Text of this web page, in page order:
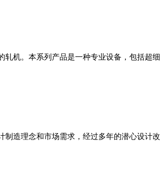
轧机。本系列产品是一种专业设备，包括超细
制造理念和市场需求，经过多年的潜心设计改